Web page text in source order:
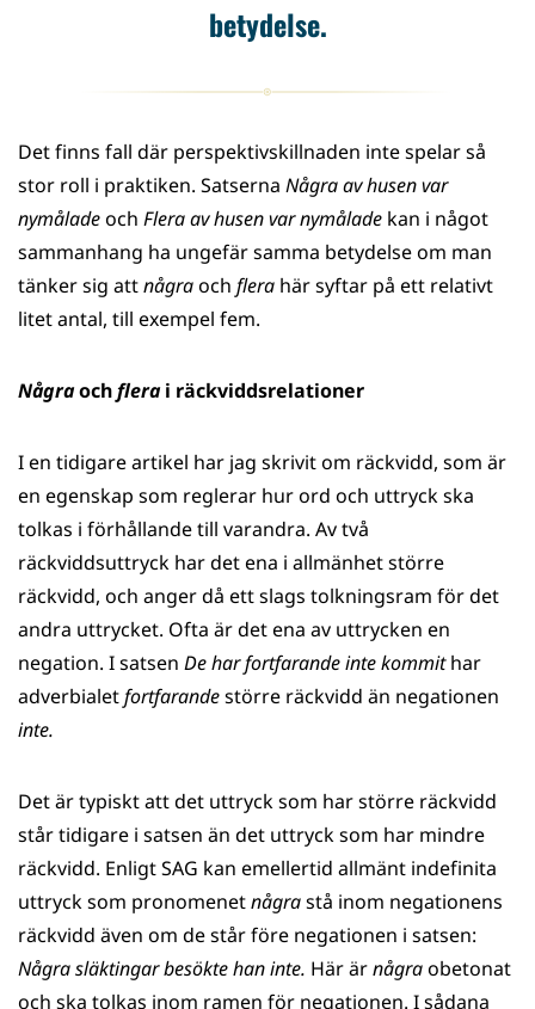
betydelse.
Det finns fall där perspektivskillnaden inte spelar så
stor roll i praktiken. Satserna Några av husen var
nymåladeoch Flera av husen var nymålade kan i något
sammanhang ha ungefär samma betydelse om man
tänker sig attnågraoch flera här syftar på ett relativt
litet antal, till exempel fem.
Någraochflerai räckviddsrelationer
I en tidigare artikel har jag skrivit om räckvidd, som är
en egenskap som reglerar hur ord och uttryck ska
tolkas i förhållande till varandra. Av två
räckviddsuttryck har det ena i allmänhet större
räckvidd, och anger då ett slags tolkningsram för det
andra uttrycket. Ofta är det ena av uttrycken en
negation. I satsen De har fortfarande inte kommithar
adverbialetfortfarandestörre räckvidd än negationen
inte.
Det är typiskt att det uttryck som har större räckvidd
står tidigare i satsen än det uttryck som har mindre
räckvidd. Enligt SAG kan emellertid allmänt indefinita
uttryck som pronomenetnågrastå inom negationens
räckvidd även om de står före negationen i satsen:
Några släktingar besökte han inte. Här ärnågraobetonat
och ska tolkas inom ramen för negationen. I sådana